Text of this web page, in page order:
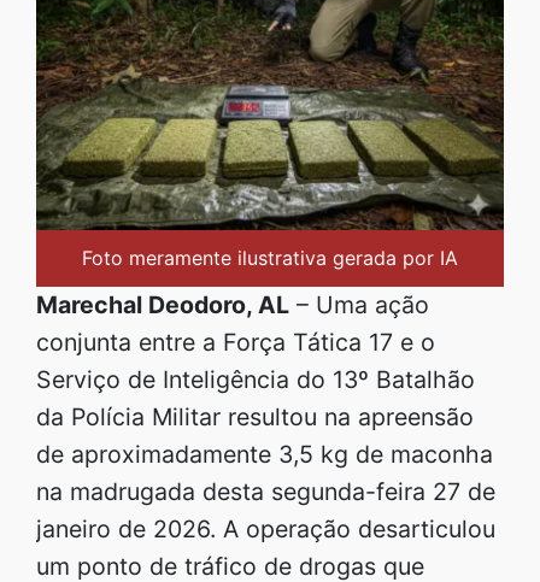
Foto meramente ilustrativa gerada por IA
Marechal Deodoro, AL – Uma ação
conjunta entre a Força Tática 17 e o
Serviço de Inteligência do 13º Batalhão
da Polícia Militar resultou na apreensão
de aproximadamente 3,5 kg de maconha
na madrugada desta segunda-feira 27 de
janeiro de 2026. A operação desarticulou
um ponto de tráfico de drogas que